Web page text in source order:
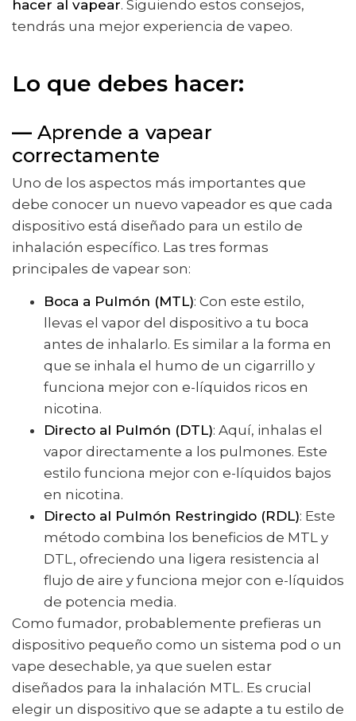
hacer al vapear. Siguiendo estos consejos,
tendrás una mejor experiencia de vapeo.
Lo que debes hacer:
— Aprende a vapear
correctamente
Uno de los aspectos más importantes que
debe conocer un nuevo vapeador es que cada
dispositivo está diseñado para un estilo de
inhalación específico. Las tres formas
principales de vapear son:
Boca a Pulmón (MTL): Con este estilo,
llevas el vapor del dispositivo a tu boca
antes de inhalarlo. Es similar a la forma en
que se inhala el humo de un cigarrillo y
funciona mejor con e-líquidos ricos en
nicotina.
Directo al Pulmón (DTL): Aquí, inhalas el
vapor directamente a los pulmones. Este
estilo funciona mejor con e-líquidos bajos
en nicotina.
Directo al Pulmón Restringido (RDL): Este
método combina los beneficios de MTL y
DTL, ofreciendo una ligera resistencia al
flujo de aire y funciona mejor con e-líquidos
de potencia media.
Como fumador, probablemente prefieras un
dispositivo pequeño como un sistema pod o un
vape desechable, ya que suelen estar
diseñados para la inhalación MTL. Es crucial
elegir un dispositivo que se adapte a tu estilo de